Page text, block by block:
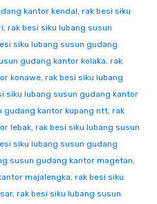
kantor kendal, rak besi siku
, rak besi siku lubang susun
siku lubang susun gudang
gudang kantor kolaka, rak
konawe, rak besi siku lubang
siku lubang susun gudang kantor
gudang kantor kupang ntt, rak
lebak, rak besi siku lubang susun
siku lubang susun gudang
susun gudang kantor magetan,
majalengka, rak besi siku
, rak besi siku lubang susun